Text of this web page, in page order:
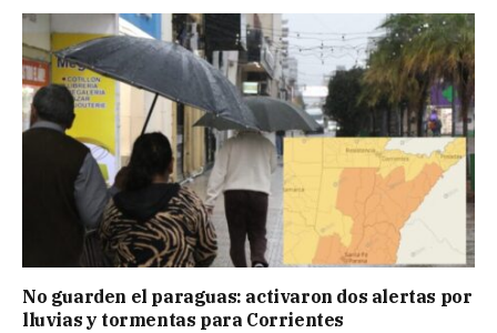
No guarden el paraguas: activaron dos alertas por
lluvias y tormentas para Corrientes